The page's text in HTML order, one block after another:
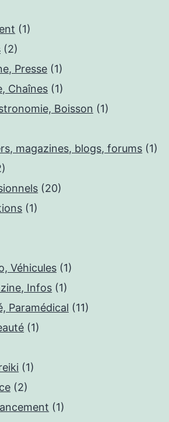
(1)
(2)
Presse (1)
Chaînes (1)
Boisson (1)
magazines, blogs, forums (1)
(20)
(1)
Véhicules (1)
Infos (1)
Paramédical (11)
(1)
(1)
(2)
(1)